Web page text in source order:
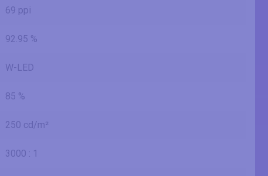
69 ppi
92.95 %
W-LED
85 %
250 cd/m²
3000 : 1